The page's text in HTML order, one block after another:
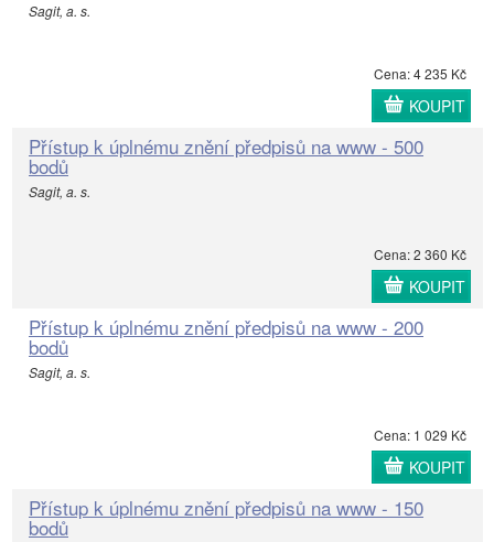
Sagit, a. s.
Cena: 4 235 Kč
KOUPIT
Přístup k úplnému znění předpisů na www - 500
bodů
Sagit, a. s.
Cena: 2 360 Kč
KOUPIT
Přístup k úplnému znění předpisů na www - 200
bodů
Sagit, a. s.
Cena: 1 029 Kč
KOUPIT
Přístup k úplnému znění předpisů na www - 150
bodů